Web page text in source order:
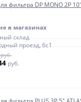
фильтра DP MONO 2P 10"
в магазинах
склад
проезд, 6с1
руб.